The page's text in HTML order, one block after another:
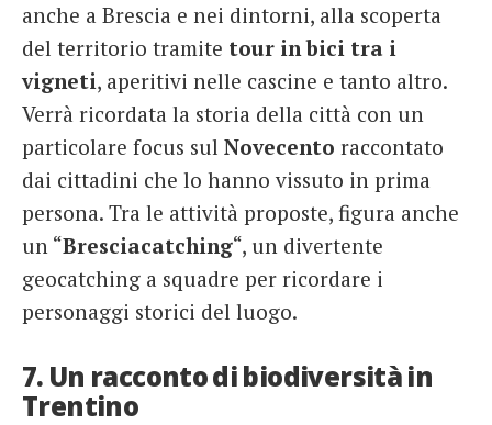
anche a Brescia e nei dintorni, alla scoperta
del territorio tramite tour in bici tra i
vigneti, aperitivi nelle cascine e tanto altro.
Verrà ricordata la storia della città con un
particolare focus sul Novecento raccontato
dai cittadini che lo hanno vissuto in prima
persona. Tra le attività proposte, figura anche
un “Bresciacatching“, un divertente
geocatching a squadre per ricordare i
personaggi storici del luogo.
7. Un racconto di biodiversità in
Trentino